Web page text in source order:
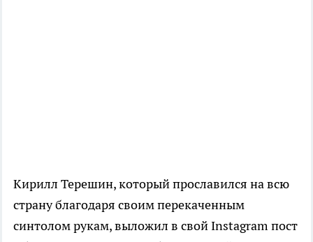
Кирилл Терешин, который прославился на всю
страну благодаря своим перекаченным
синтолом рукам, выложил в свой Instagram пост